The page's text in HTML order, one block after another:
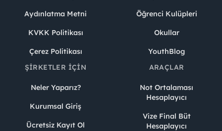
Aydınlatma Metni
KVKK Politikası
Çerez Politikası
Öğrenci Kulüpleri
Okullar
YouthBlog
ŞIRKETLER İÇIN
Neler Yaparız?
Kurumsal Giriş
Ücretsiz Kayıt Ol
ARAÇLAR
Not Ortalaması
Hesaplayıcı
Vize Final Büt
Hesaplayıcı